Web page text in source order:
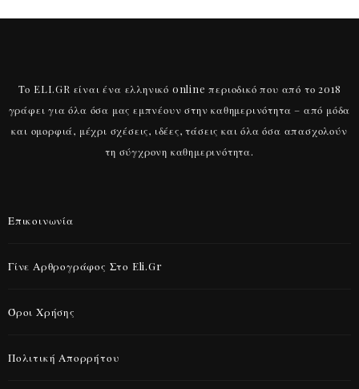
Το ELI.GR είναι ένα ελληνικό online περιοδικό που από το 2018
γράφει για όλα όσα μας εμπνέουν στην καθημερινότητα – από μόδα
και ομορφιά, μέχρι σχέσεις, ιδέες, τάσεις και όλα όσα απασχολούν
τη σύγχρονη καθημερινότητα.
Επικοινωνία
Γίνε Αρθρογράφος Στο Eli.gr
Όροι Χρήσης
Πολιτική Απορρήτου